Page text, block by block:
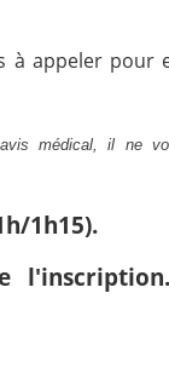
à appeler pour
médical, il ne
1h15).